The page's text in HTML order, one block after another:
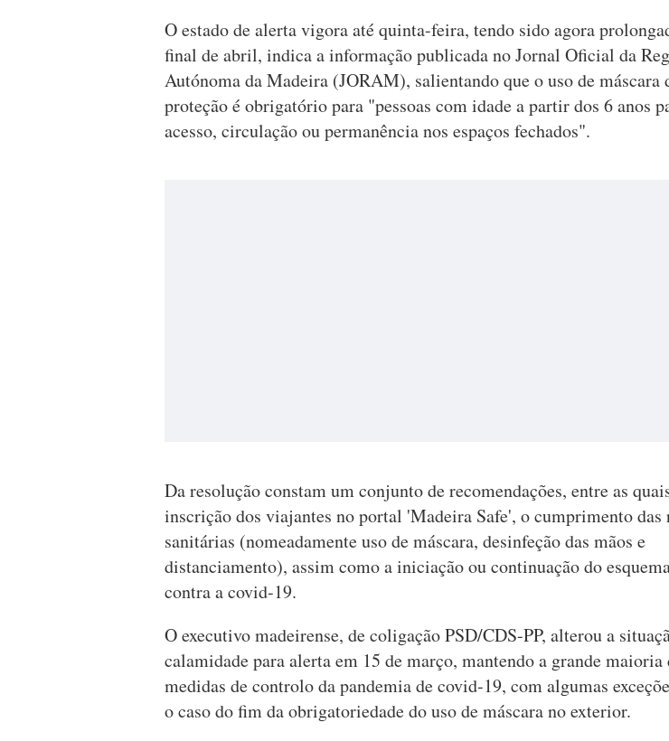
O estado de alerta vigora até quinta-feira, tendo sido agora
final de abril, indica a informação publicada no Jornal Oficial da
Autónoma da Madeira (JORAM), salientando que o uso de máscara
proteção é obrigatório para "pessoas com idade a partir dos 6 anos
acesso, circulação ou permanência nos espaços fechados".
Da resolução constam um conjunto de recomendações, entre as
inscrição dos viajantes no portal 'Madeira Safe', o cumprimento das
sanitárias (nomeadamente uso de máscara, desinfeção das mãos e
distanciamento), assim como a iniciação ou continuação do
contra a covid-19.
O executivo madeirense, de coligação PSD/CDS-PP, alterou a
calamidade para alerta em 15 de março, mantendo a grande maioria
medidas de controlo da pandemia de covid-19, com algumas
o caso do fim da obrigatoriedade do uso de máscara no exterior.